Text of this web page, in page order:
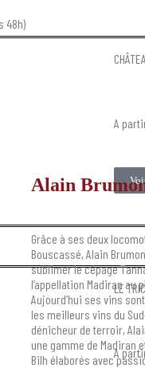
A
LE
A
48h)
Alain
Grâce à ses deux
Bouscassé, Alain
sublimer le cépage
l’appellation Madiran au
Aujourd’hui ses vins
les meilleurs vins du
dénicheur de terroir,
une gamme de Madiran
Bilh élaborés avec